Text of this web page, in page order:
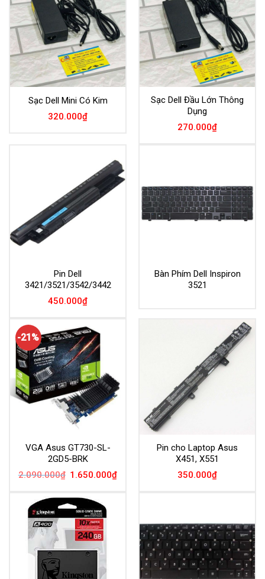
Sạc Dell Mini Có Kim
320.000₫
Sạc Dell Đầu Lớn Thông
Dụng
270.000₫
Pin Dell
3421/3521/3542/3442
450.000₫
Bàn Phím Dell Inspiron
3521
-21%
VGA Asus GT730-SL-
2GD5-BRK
2.090.000₫ Giá
2.090.000₫.
1.650.000₫Giá
Pin cho Laptop Asus
X451, X551
350.000₫